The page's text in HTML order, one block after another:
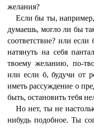
желания?
Если бы ты, например,
думаешь, могло ли бы
соответствие? или
натянуть на себя
твоему желанию, по-
или если б, будучи от
иметь рассуждение о
быть, остановить тебя
Но нет, ты не
нибудь подобное. Ты